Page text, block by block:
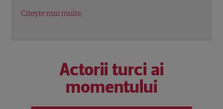
Actorii turci ai
momentului